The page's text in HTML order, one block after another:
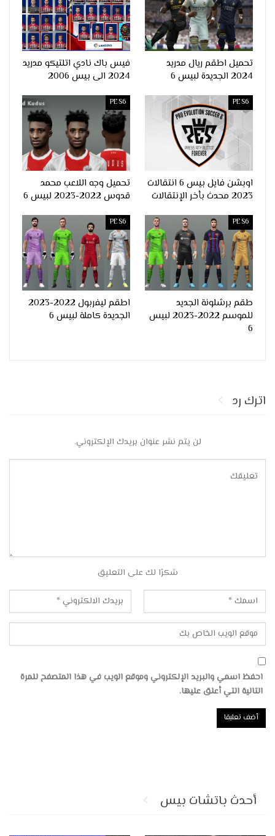
تحميل اطقم ريال مدريد
2024 الجديدة لبيس 6
فيس باك نادي اتلتيكو مدريد
2024 الى بيس 2006
PES6
اوبشن فايل بيس 6 انتقالات
2023 محدث بأخر الإنتقالات
PES6
تحميل وجه اللاعب محمد
قدوس 2022-2023 لبيس 6
PES6
طقم برشلونة الجديد
للموسم 2022-2023 لبيس
6
PES6
اطقم ليفربول 2022-2023
الجديدة كاملة لبيس 6
اترك رد
لن يتم نشر عنوان بريدك الإلكتروني.
شكرًا لك على التعليق
احفظ اسمي والبريد الإلكتروني وموقع الويب في هذا المتصفح للمرة
التالية التي أعلق عليها.
أحدث باتشات بيس